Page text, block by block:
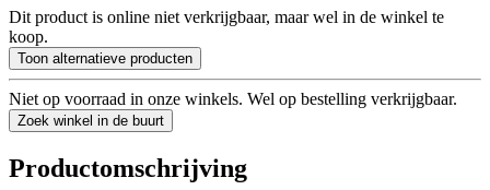
Dit product is online niet verkrijgbaar, maar wel in de winkel te
koop.
Toon alternatieve producten
Niet op voorraad in onze winkels. Wel op bestelling verkrijgbaar.
Zoek winkel in de buurt
Productomschrijving